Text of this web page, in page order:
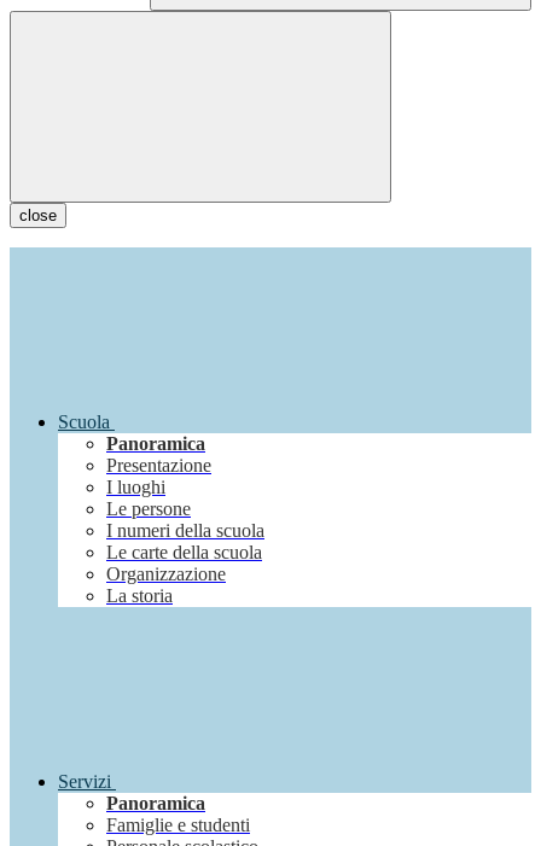
close
Scuola
Panoramica
Presentazione
I luoghi
Le persone
I numeri della scuola
Le carte della scuola
Organizzazione
La storia
Servizi
Panoramica
Famiglie e studenti